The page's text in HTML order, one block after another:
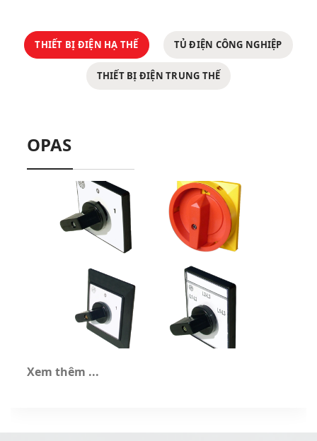
THIẾT BỊ ĐIỆN HẠ THẾ TỦ ĐIỆN CÔNG NGHIỆP
THIẾT BỊ ĐIỆN TRUNG THẾ
OPAS
Xem thêm ...